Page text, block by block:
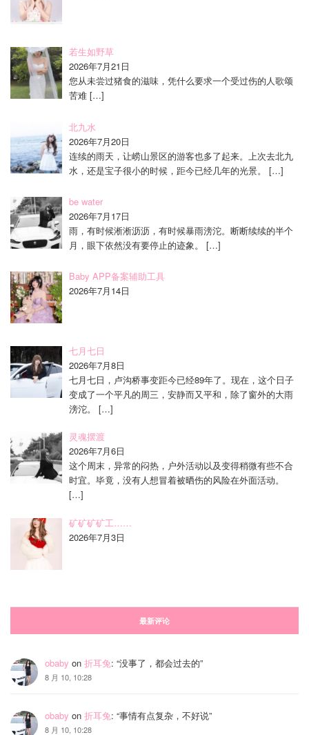
若生如野草
2026年7月21日
您从未尝过猪食的滋味，凭什么要求一个受过伤的人歌颂
苦难[…]
北九水
2026年7月20日
连续的雨天，让崂山景区的游客也多了起来。上次去北九
水，还是宝子很小的时候，距今已经几年的光景。
[…]
be water
2026年7月17日
雨，有时候淅淅沥沥，有时候暴雨滂沱。断断续续的半个
月，眼下依然没有要停止的迹象。
[…]
Baby APP备案辅助工具
2026年7月14日
七月七日
2026年7月8日
七月七日，卢沟桥事变距今已经89年了。现在，这个日子
变成了一个平凡的周三，安静而又平和，除了窗外的大雨
滂沱。
[…]
灵魂摆渡
2026年7月6日
这个周末，异常的闷热，户外活动以及变得稍微有些不合
时宜。毕竟，没有人想冒着被晒伤的风险在外面活动。
[…]
矿矿矿矿工……
2026年7月3日
最新评论
obaby on 折耳兔: “没事了，都会过去的”
8 月 10, 10:28
obaby on 折耳兔: “事情有点复杂，不好说”
8 月 10, 10:28